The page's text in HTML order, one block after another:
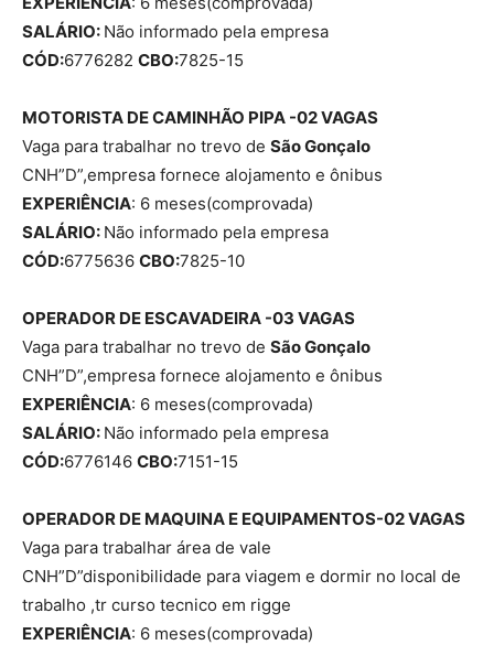
SALÁRIO: Não informado pela empresa
CÓD:6776282 CBO:7825-15
MOTORISTA DE CAMINHÃO PIPA -02 VAGAS
Vaga para trabalhar no trevo de São Gonçalo
CNH”D”,empresa fornece alojamento e ônibus
EXPERIÊNCIA: 6 meses(comprovada)
SALÁRIO: Não informado pela empresa
CÓD:6775636 CBO:7825-10
OPERADOR DE ESCAVADEIRA -03 VAGAS
Vaga para trabalhar no trevo de São Gonçalo
CNH”D”,empresa fornece alojamento e ônibus
EXPERIÊNCIA: 6 meses(comprovada)
SALÁRIO: Não informado pela empresa
CÓD:6776146 CBO:7151-15
OPERADOR DE MAQUINA E EQUIPAMENTOS-02 VAGAS
Vaga para trabalhar área de vale
CNH”D”disponibilidade para viagem e dormir no local de
trabalho ,tr curso tecnico em rigge
EXPERIÊNCIA: 6 meses(comprovada)